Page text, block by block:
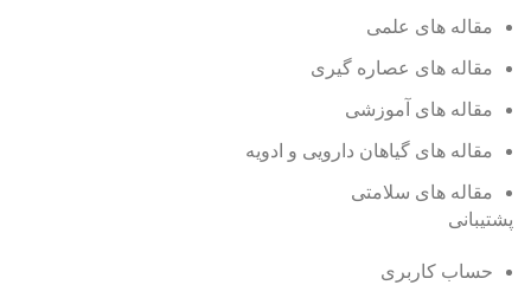
مقاله های علمی
مقاله های عصاره گیری
مقاله های آموزشی
مقاله های گیاهان دارویی و ادویه
مقاله های سلامتی
پشتیبانی
حساب کاربری